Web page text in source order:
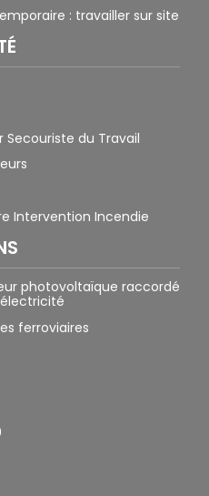
: travailler sur site
Secouriste du Travail
Intervention Incendie
photovoltaïque raccordé
ferroviaires